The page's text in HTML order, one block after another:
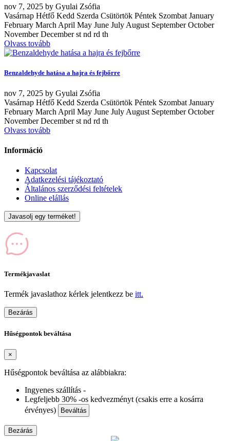
nov 7, 2025 by Gyulai Zsófia
Vasárnap Hétfő Kedd Szerda Csütörtök Péntek Szombat January
February March April May June July August September October
November December st nd rd th
Olvass tovább
Benzaldehyde hatása a hajra és fejbőrre
nov 7, 2025 by Gyulai Zsófia
Vasárnap Hétfő Kedd Szerda Csütörtök Péntek Szombat January
February March April May June July August September October
November December st nd rd th
Olvass tovább
Információ
Kapcsolat
Adatkezelési tájékoztató
Általános szerződési feltételek
Online elállás
Javasolj egy terméket!
Termékjavaslat
Termék javaslathoz kérlek jelentkezz be itt.
Bezárás
Hűségpontok beváltása
×
Hűségpontok beváltása az alábbiakra:
Ingyenes szállítás -
Legfeljebb 30% -os kedvezményt (csakis erre a kosárra
érvényes)
Beváltás
Bezárás